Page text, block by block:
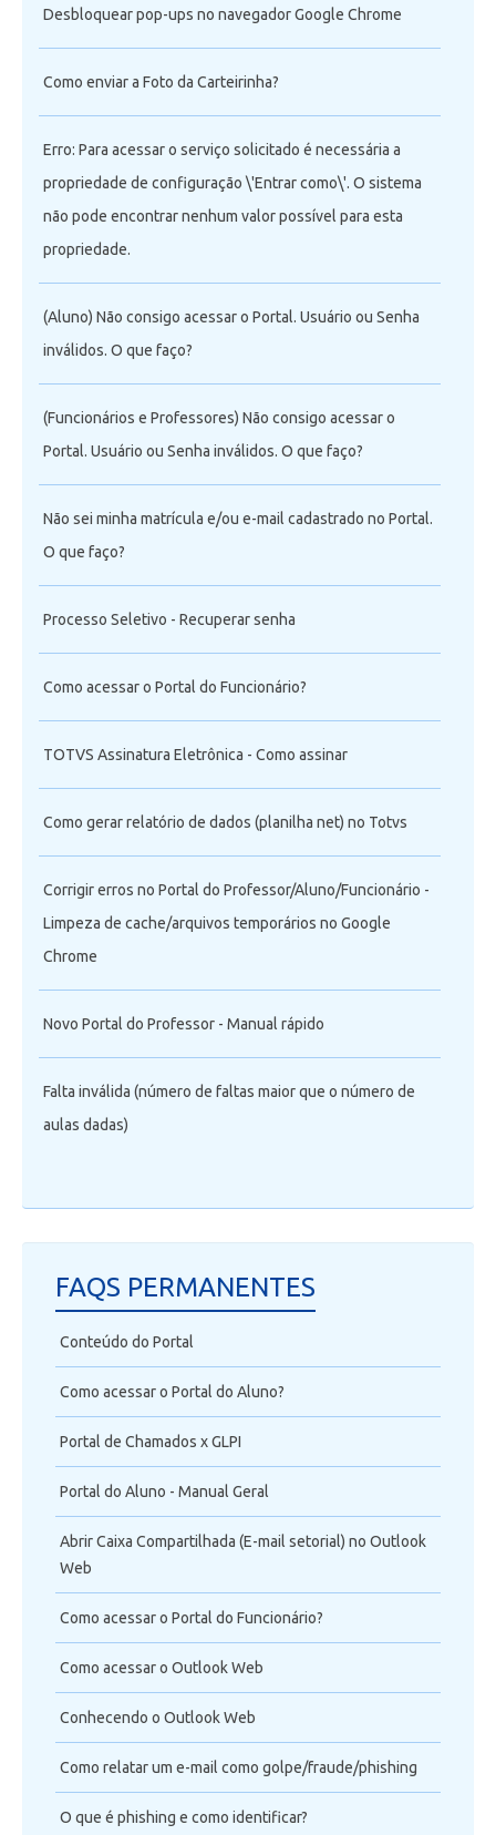
Desbloquear pop-ups no navegador Google Chrome
Como enviar a Foto da Carteirinha?
Erro: Para acessar o serviço solicitado é necessária a
propriedade de configuração \'Entrar como\'. O sistema
não pode encontrar nenhum valor possível para esta
propriedade.
(Aluno) Não consigo acessar o Portal. Usuário ou Senha
inválidos. O que faço?
(Funcionários e Professores) Não consigo acessar o
Portal. Usuário ou Senha inválidos. O que faço?
Não sei minha matrícula e/ou e-mail cadastrado no Portal.
O que faço?
Processo Seletivo - Recuperar senha
Como acessar o Portal do Funcionário?
TOTVS Assinatura Eletrônica - Como assinar
Como gerar relatório de dados (planilha net) no Totvs
Corrigir erros no Portal do Professor/Aluno/Funcionário -
Limpeza de cache/arquivos temporários no Google
Chrome
Novo Portal do Professor - Manual rápido
Falta inválida (número de faltas maior que o número de
aulas dadas)
FAQS PERMANENTES
Conteúdo do Portal
Como acessar o Portal do Aluno?
Portal de Chamados x GLPI
Portal do Aluno - Manual Geral
Abrir Caixa Compartilhada (E-mail setorial) no Outlook
Web
Como acessar o Portal do Funcionário?
Como acessar o Outlook Web
Conhecendo o Outlook Web
Como relatar um e-mail como golpe/fraude/phishing
O que é phishing e como identificar?